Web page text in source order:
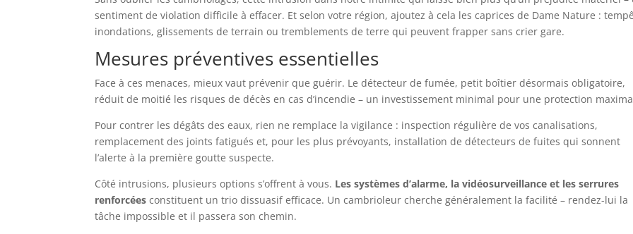
sentiment de violation difficile à effacer. Et selon votre région, ajoutez à cela les caprices de Dame Nature :
inondations, glissements de terrain ou tremblements de terre qui peuvent frapper sans crier gare.
Mesures préventives essentielles
Face à ces menaces, mieux vaut prévenir que guérir. Le détecteur de fumée, petit boîtier désormais obligatoire,
réduit de moitié les risques de décès en cas d’incendie – un investissement minimal pour une protection
Pour contrer les dégâts des eaux, rien ne remplace la vigilance : inspection régulière de vos canalisations,
remplacement des joints fatigués et, pour les plus prévoyants, installation de détecteurs de fuites qui sonnent
l’alerte à la première goutte suspecte.
Côté intrusions, plusieurs options s’offrent à vous. Les systèmes d’alarme, la vidéosurveillance et les serrures
renforcées constituent un trio dissuasif efficace. Un cambrioleur cherche généralement la facilité – rendez-lui la
tâche impossible et il passera son chemin.